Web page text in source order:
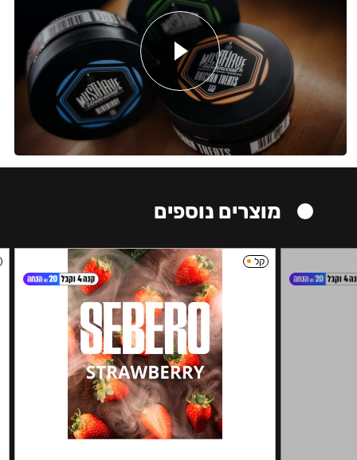
מוצרים נוספים
קל